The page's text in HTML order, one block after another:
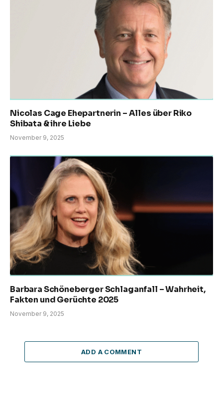
Nicolas Cage Ehepartnerin – Alles über Riko
Shibata & ihre Liebe
November 9, 2025
Barbara Schöneberger Schlaganfall – Wahrheit,
Fakten und Gerüchte 2025
November 9, 2025
ADD A COMMENT